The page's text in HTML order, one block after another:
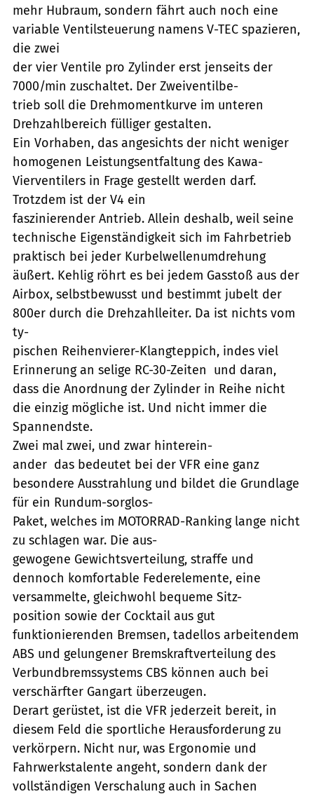
mehr Hubraum, sondern fährt auch noch eine
variable Ventilsteuerung namens V-TEC spazieren,
die zwei
der vier Ventile pro Zylinder erst jenseits der
7000/min zuschaltet. Der Zweiventilbe-
trieb soll die Drehmomentkurve im unteren
Drehzahlbereich fülliger gestalten.
Ein Vorhaben, das angesichts der nicht weniger
homogenen Leistungsentfaltung des Kawa-
Vierventilers in Frage gestellt werden darf.
Trotzdem ist der V4 ein
faszinierender Antrieb. Allein deshalb, weil seine
technische Eigenständigkeit sich im Fahrbetrieb
praktisch bei jeder Kurbelwellenumdrehung
äußert. Kehlig röhrt es bei jedem Gasstoß aus der
Airbox, selbstbewusst und bestimmt jubelt der
800er durch die Drehzahlleiter. Da ist nichts vom
ty-
pischen Reihenvierer-Klangteppich, indes viel
Erinnerung an selige RC-30-Zeiten  und daran,
dass die Anordnung der Zylinder in Reihe nicht
die einzig mögliche ist. Und nicht immer die
Spannendste.
Zwei mal zwei, und zwar hinterein-
ander  das bedeutet bei der VFR eine ganz
besondere Ausstrahlung und bildet die Grundlage
für ein Rundum-sorglos-
Paket, welches im MOTORRAD-Ranking lange nicht
zu schlagen war. Die aus-
gewogene Gewichtsverteilung, straffe und
dennoch komfortable Federelemente, eine
versammelte, gleichwohl bequeme Sitz-
position sowie der Cocktail aus gut
funktionierenden Bremsen, tadellos arbeitendem
ABS und gelungener Bremskraftverteilung des
Verbundbremssystems CBS können auch bei
verschärfter Gangart überzeugen.
Derart gerüstet, ist die VFR jederzeit bereit, in
diesem Feld die sportliche Herausforderung zu
verkörpern. Nicht nur, was Ergonomie und
Fahrwerkstalente angeht, sondern dank der
vollständigen Verschalung auch in Sachen